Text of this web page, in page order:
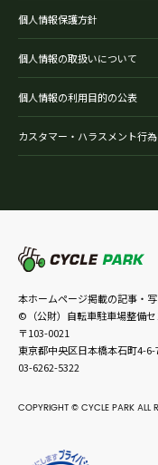
個人情報保護方針
個人情報の取扱いについて
個人情報の利用目的の公表
カスタマー・ハラスメント行
本ホームページ掲載の記事・
©（公財）自転車駐車場整備セ
〒103-0021
東京都中央区日本橋本石町4-
03-6262-5322
COPYRIGHT © CYCLE PARK ALL